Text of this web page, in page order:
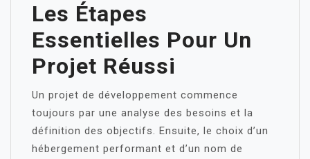
Les Étapes
Essentielles Pour Un
Projet Réussi
Un projet de développement commence
toujours par une analyse des besoins et la
définition des objectifs. Ensuite, le choix d’un
hébergement performant et d’un nom de